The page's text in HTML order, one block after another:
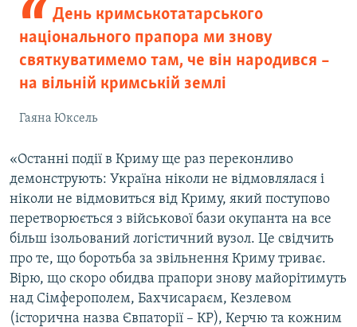
День кримськотатарського
національного прапора ми знову
святкуватимемо там, че він народився –
на вільній кримській землі
Гаяна Юксель
«Останні події в Криму ще раз переконливо
демонструють: Україна ніколи не відмовлялася і
ніколи не відмовиться від Криму, який поступово
перетворюється з військової бази окупанта на все
більш ізольований логістичний вузол. Це свідчить
про те, що боротьба за звільнення Криму триває.
Вірю, що скоро обидва прапори знову майорітимуть
над Сімферополем, Бахчисараєм, Кезлевом
(історична назва Євпаторії – КР), Керчю та кожним